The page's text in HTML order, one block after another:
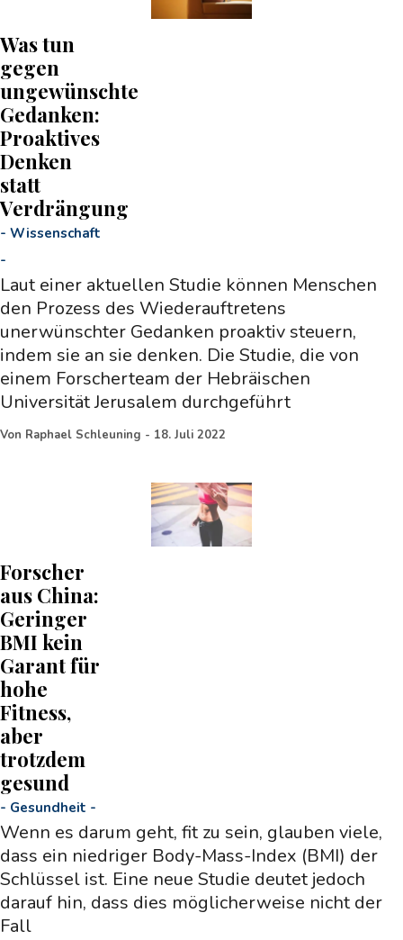
Was tun
gegen
ungewünschte
Gedanken:
Proaktives
Denken
statt
Verdrängung
- Wissenschaft
-
Laut einer aktuellen Studie können Menschen
den Prozess des Wiederauftretens
unerwünschter Gedanken proaktiv steuern,
indem sie an sie denken. Die Studie, die von
einem Forscherteam der Hebräischen
Universität Jerusalem durchgeführt
Von Raphael Schleuning - 18. Juli 2022
Forscher
aus China:
Geringer
BMI kein
Garant für
hohe
Fitness,
aber
trotzdem
gesund
- Gesundheit -
Wenn es darum geht, fit zu sein, glauben viele,
dass ein niedriger Body-Mass-Index (BMI) der
Schlüssel ist. Eine neue Studie deutet jedoch
darauf hin, dass dies möglicherweise nicht der
Fall